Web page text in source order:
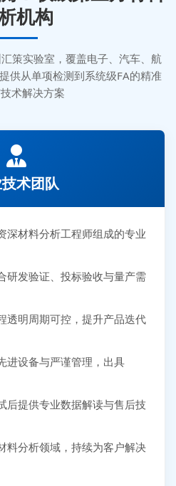
机构
策实验室，覆盖电子、汽车、航
供从单项检测到系统级FA的精准
术解决方案
术团队
深材料分析工程师组成的专业
研发验证、投标验收与量产需
透明周期可控，提升产品迭代
进设备与严谨管理，出具
后提供专业数据解读与售后技
料分析领域，持续为客户解决